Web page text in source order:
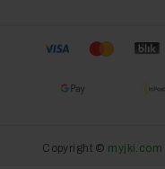
Copyright © myjki.com